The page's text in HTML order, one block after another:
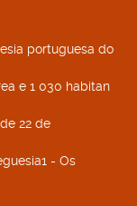
portuguesa do
e 1 030 habitan
22 de
- Os